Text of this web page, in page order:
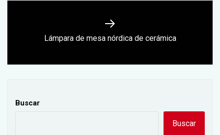
Next
Lámpara de mesa nórdica de cerámica
Buscar
Buscar